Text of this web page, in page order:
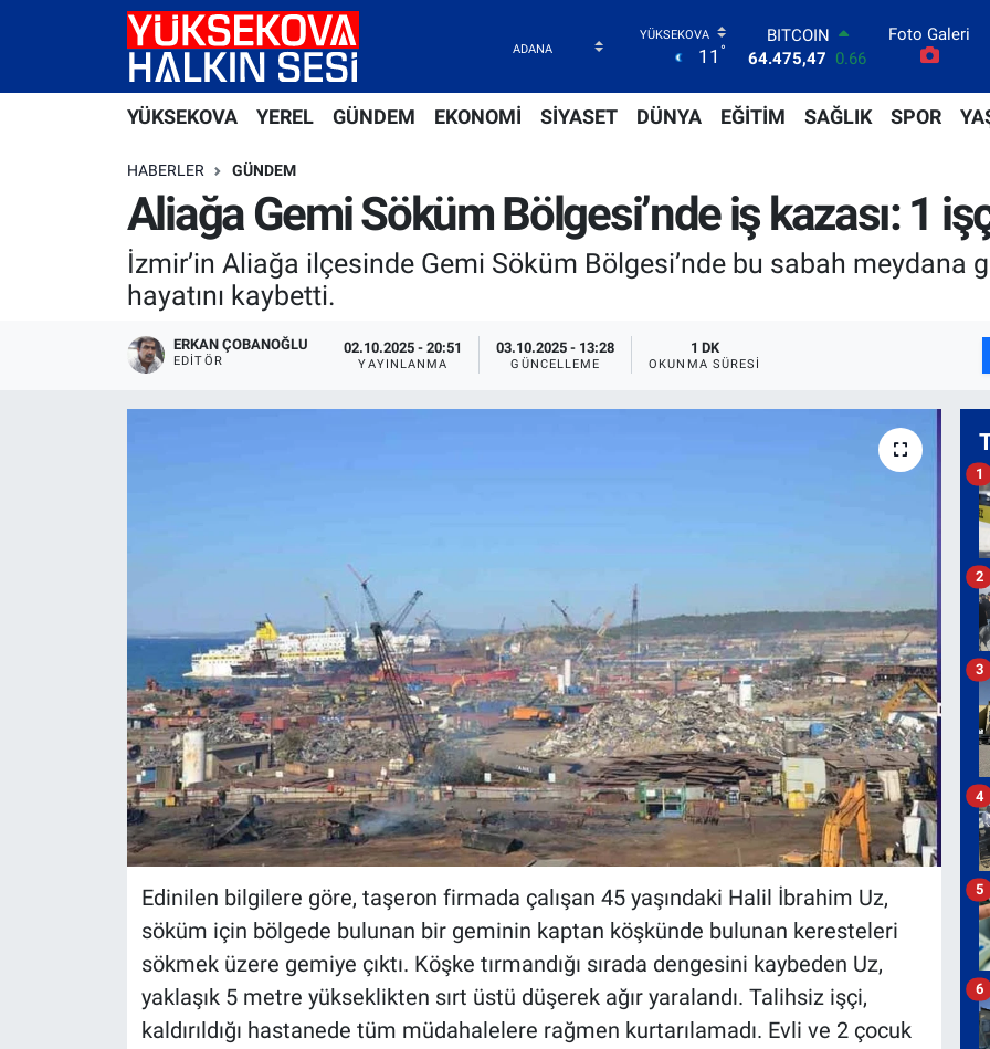
11 °
DOLAR
47,5971
0.05
55,1336
0.18
STERLİN
6527.85
BİST100
BITCOIN
Foto Galeri
YÜKSEKOVA YEREL GÜNDEM EKONOMİ SİYASET DÜNYA EĞİTİM SAĞLIK SPOR
HABERLER GÜNDEM
Aliağa Gemi Söküm Bölgesi’nde iş kazası: 1
İzmir’in Aliağa ilçesinde Gemi Söküm Bölgesi’nde bu sabah meydana
hayatını kaybetti.
ERKAN ÇOBANOĞLU
EDITÖR
02.10.2025 - 20:51
YAYINLANMA
03.10.2025 - 13:28
GÜNCELLEME
1 DK
OKUNMA SÜRESI
Edinilen bilgilere göre, taşeron firmada çalışan 45 yaşındaki Halil İbrahim Uz,
söküm için bölgede bulunan bir geminin kaptan köşkünde bulunan keresteleri
sökmek üzere gemiye çıktı. Köşke tırmandığı sırada dengesini kaybeden Uz,
yaklaşık 5 metre yükseklikten sırt üstü düşerek ağır yaralandı. Talihsiz işçi,
kaldırıldığı hastanede tüm müdahalelere rağmen kurtarılamadı. Evli ve 2 çocuk
1
2
3
4
5
6
Yüksekova Nöbetçi Eczaneler
Yüksekova Trafik Yoğunluk Haritası
Süper Lig Puan Durumu ve Fikstür
Tüm Manşetler
Son Dakika Haberleri